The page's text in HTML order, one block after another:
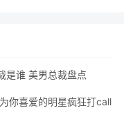
是谁 美男总裁盘点
你喜爱的明星疯狂打call